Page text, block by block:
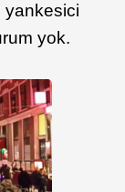
yankesici
yok.